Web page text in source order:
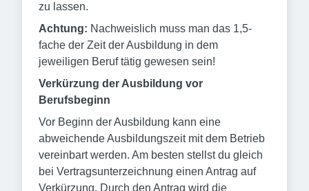
zu lassen.
Achtung: Nachweislich muss man das 1,5-
fache der Zeit der Ausbildung in dem
jeweiligen Beruf tätig gewesen sein!
Verkürzung der Ausbildung vor
Berufsbeginn
Vor Beginn der Ausbildung kann eine
abweichende Ausbildungszeit mit dem Betrieb
vereinbart werden. Am besten stellst du gleich
bei Vertragsunterzeichnung einen Antrag auf
Verkürzung. Durch den Antrag wird die